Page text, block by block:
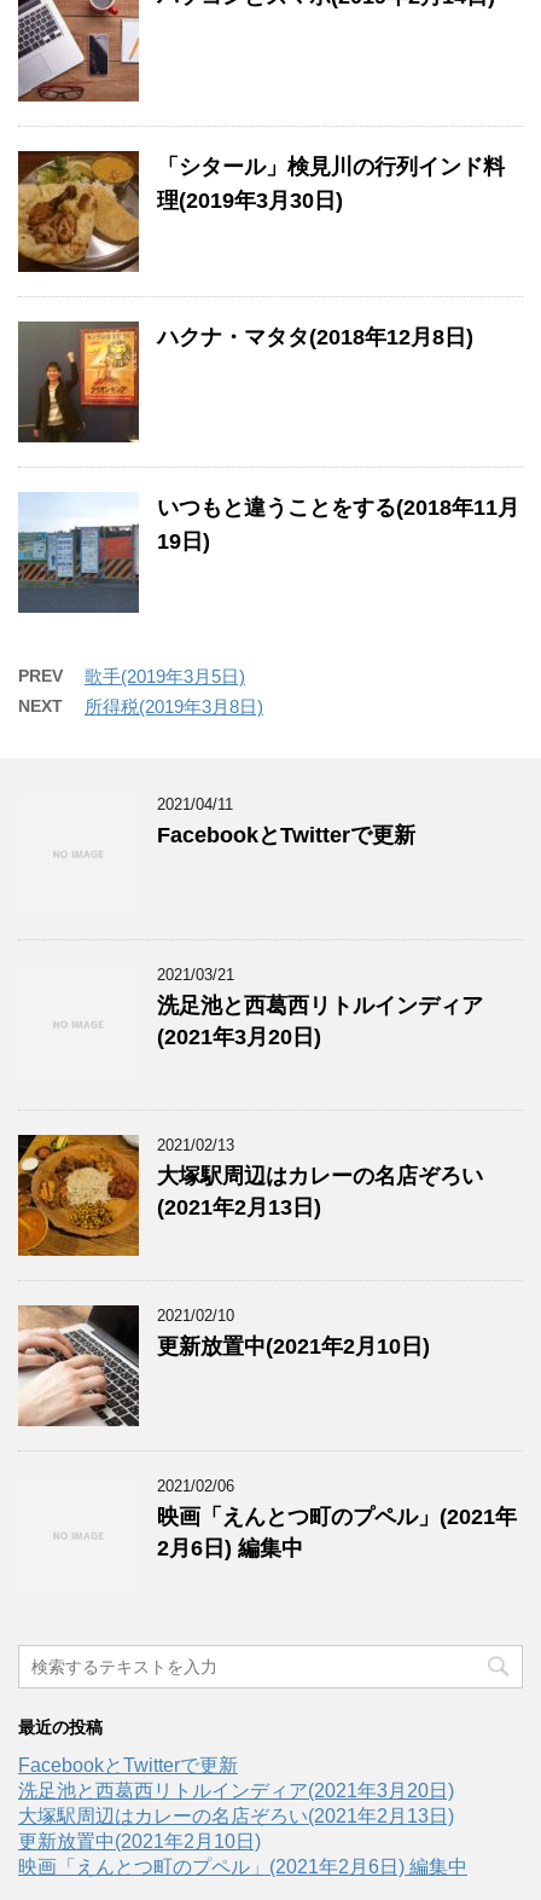
「シタール」検見川の行列インド料
理(2019年3月30日)
ハクナ・マタタ(2018年12月8日)
いつもと違うことをする(2018年11月
19日)
PREV 歌手(2019年3月5日)
NEXT 所得税(2019年3月8日)
2021/04/11
FacebookとTwitterで更新
2021/03/21
洗足池と西葛西リトルインディア
(2021年3月20日)
2021/02/13
大塚駅周辺はカレーの名店ぞろい
(2021年2月13日)
2021/02/10
更新放置中(2021年2月10日)
2021/02/06
映画「えんとつ町のプペル」(2021年
2月6日) 編集中
最近の投稿
FacebookとTwitterで更新
洗足池と西葛西リトルインディア(2021年3月20日)
大塚駅周辺はカレーの名店ぞろい(2021年2月13日)
更新放置中(2021年2月10日)
映画「えんとつ町のプペル」(2021年2月6日) 編集中